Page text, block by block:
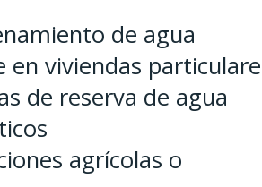
de agua
en viviendas
de reserva de agua
agrícolas o